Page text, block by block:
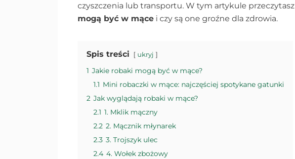
czyszczenia lub transportu. W tym artykule przeczytasz
mogą być w mące i czy są one groźne dla zdrowia.
Spis treści ukryj
1 Jakie robaki mogą być w mące?
1.1 Mini robaczki w mące: najczęściej spotykane gatunki
2 Jak wyglądają robaki w mące?
2.1 1. Mklik mączny
2.2 2. Mącznik młynarek
2.3 3. Trojszyk ulec
2.4 4. Wołek zbożowy